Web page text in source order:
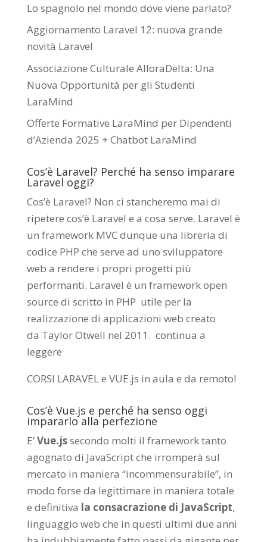
Lo spagnolo nel mondo dove viene parlato?
Aggiornamento Laravel 12: nuova grande
novità Laravel
Associazione Culturale AlloraDelta: Una
Nuova Opportunità per gli Studenti
LaraMind
Offerte Formative LaraMind per Dipendenti
d’Azienda 2025 + Chatbot LaraMind
Cos’è Laravel? Perché ha senso imparare
Laravel oggi?
Cos’è Laravel? Non ci stancheremo mai di
ripetere cos’è Laravel e a cosa serve. Laravel è
un framework MVC dunque una libreria di
codice PHP che serve ad uno sviluppatore
web a rendere i propri progetti più
performanti. Laravel è un framework open
source di scritto in PHP utile per la
realizzazione di applicazioni web creato
da Taylor Otwell nel 2011. continua a
leggere
CORSI LARAVEL e VUE.js in aula e da remoto!
Cos’è Vue.js e perché ha senso oggi
impararlo alla perfezione
E’Vue.jssecondo molti il framework tanto
agognato di JavaScript che irromperà sul
mercato in maniera “incommensurabile”, in
modo forse da legittimare in maniera totale
e definitiva la consacrazione di JavaScript,
linguaggio web che in questi ultimi due anni